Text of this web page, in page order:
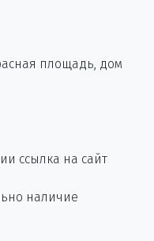
площадь, дом
ссылка на сайт
наличие